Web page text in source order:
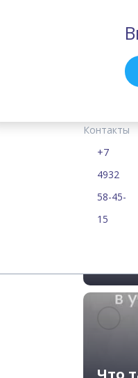
Иваново
Контакты
+7
4932
58-45-
15
Что